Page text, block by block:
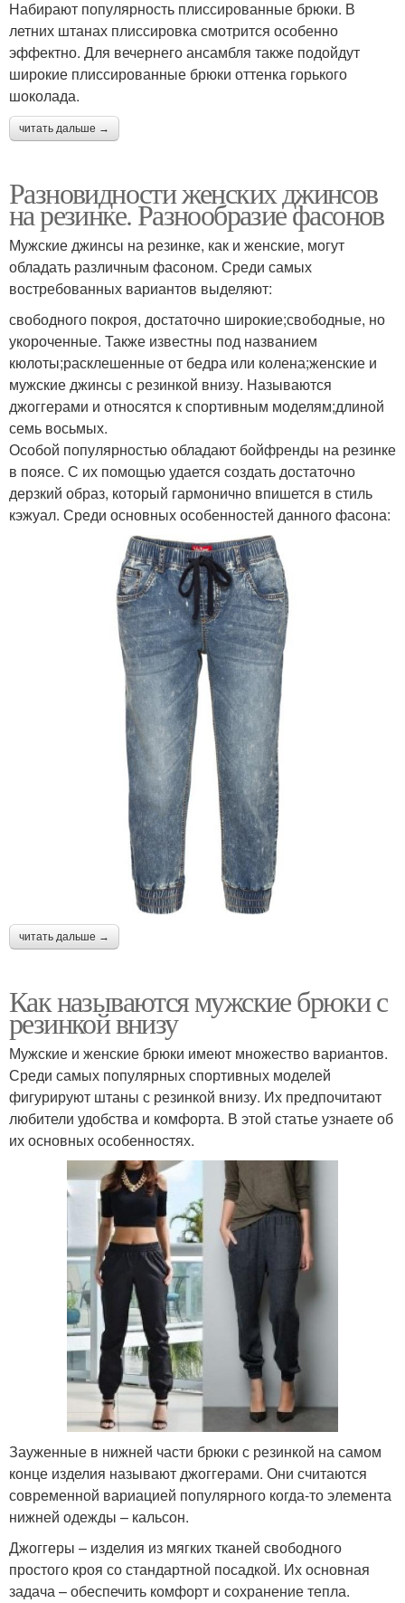
Набирают популярность плиссированные брюки. В
летних штанах плиссировка смотрится особенно
эффектно. Для вечернего ансамбля также подойдут
широкие плиссированные брюки оттенка горького
шоколада.
читать дальше →
Разновидности женских джинсов
на резинке. Разнообразие фасонов
Мужские джинсы на резинке, как и женские, могут
обладать различным фасоном. Среди самых
востребованных вариантов выделяют:
свободного покроя, достаточно широкие;свободные, но
укороченные. Также известны под названием
кюлоты;расклешенные от бедра или колена;женские и
мужские джинсы с резинкой внизу. Называются
джоггерами и относятся к спортивным моделям;длиной
семь восьмых.
Особой популярностью обладают бойфренды на резинке
в поясе. С их помощью удается создать достаточно
дерзкий образ, который гармонично впишется в стиль
кэжуал. Среди основных особенностей данного фасона:
читать дальше →
Как называются мужские брюки с
резинкой внизу
Мужские и женские брюки имеют множество вариантов.
Среди самых популярных спортивных моделей
фигурируют штаны с резинкой внизу. Их предпочитают
любители удобства и комфорта. В этой статье узнаете об
их основных особенностях.
Зауженные в нижней части брюки с резинкой на самом
конце изделия называют джоггерами. Они считаются
современной вариацией популярного когда-то элемента
нижней одежды – кальсон.
Джоггеры – изделия из мягких тканей свободного
простого кроя со стандартной посадкой. Их основная
задача – обеспечить комфорт и сохранение тепла.